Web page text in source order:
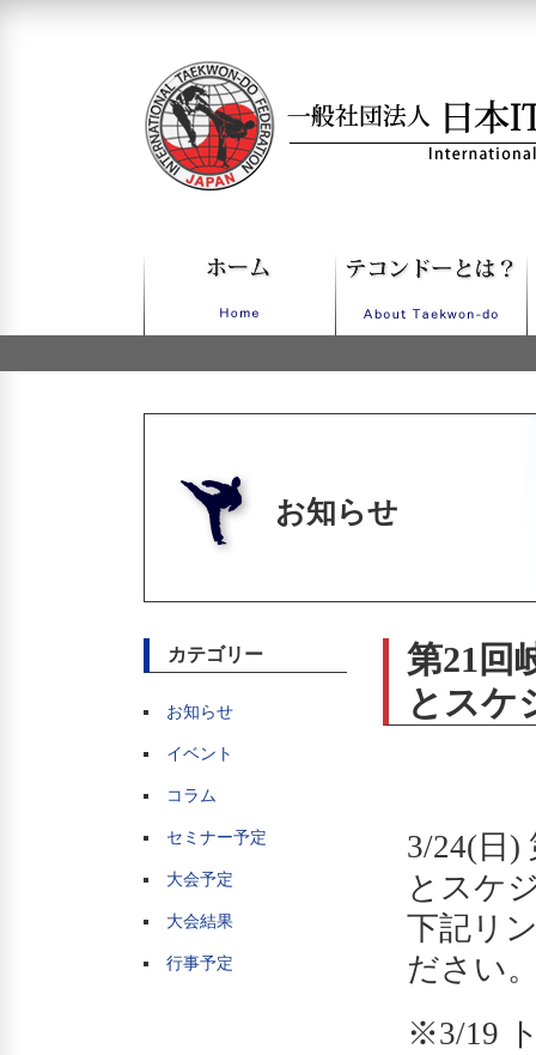
お知らせ
カテゴリー
お知らせ
イベント
コラム
セミナー予定
大会予定
大会結果
行事予定
第21回
とスケ
3/24(日)
とスケ
下記リ
ださい
※3/19